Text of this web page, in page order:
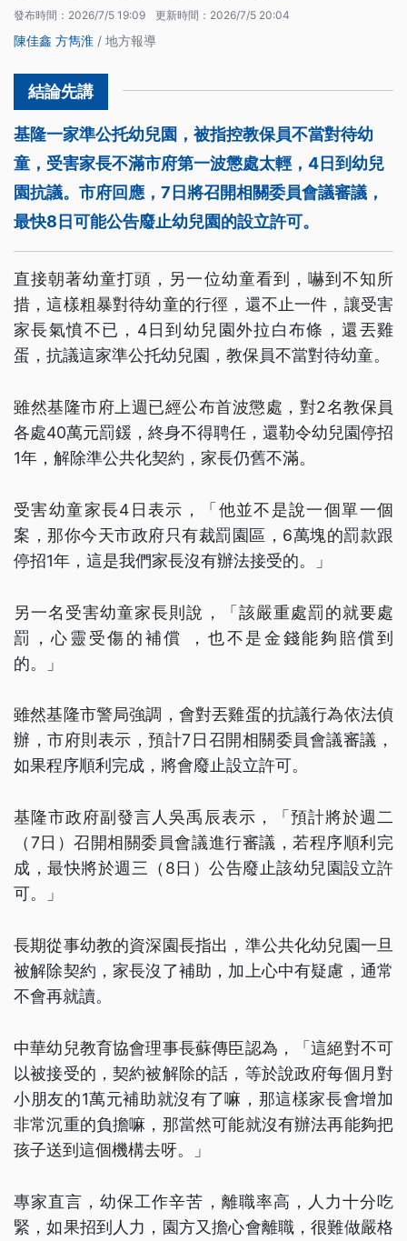
發布時間： 2026/7/5 19:09 更新時間： 2026/7/5 20:04
陳佳鑫 方雋淮 / 地方報導
基隆一家準公托幼兒園，被指控教保員不當對待幼
童，受害家長不滿市府第一波懲處太輕，4日到幼兒
園抗議。市府回應，7日將召開相關委員會議審議，
最快8日可能公告廢止幼兒園的設立許可。
直接朝著幼童打頭，另一位幼童看到，嚇到不知所
措，這樣粗暴對待幼童的行徑，還不止一件，讓受害
家長氣憤不已，4日到幼兒園外拉白布條，還丟雞
蛋，抗議這家準公托幼兒園，教保員不當對待幼童。
雖然基隆市府上週已經公布首波懲處，對2名教保員
各處40萬元罰鍰，終身不得聘任，還勒令幼兒園停招
1年，解除準公共化契約，家長仍舊不滿。
受害幼童家長4日表示，「他並不是說一個單一個
案，那你今天市政府只有裁罰園區，6萬塊的罰款跟
停招1年，這是我們家長沒有辦法接受的。」
另一名受害幼童家長則說，「該嚴重處罰的就要處
罰，心靈受傷的補償 ，也不是金錢能夠賠償到
的。」
雖然基隆市警局強調，會對丟雞蛋的抗議行為依法偵
辦，市府則表示，預計7日召開相關委員會議審議，
如果程序順利完成，將會廢止設立許可。
基隆市政府副發言人吳禹辰表示，「預計將於週二
（7日）召開相關委員會議進行審議，若程序順利完
成，最快將於週三（8日）公告廢止該幼兒園設立許
可。」
長期從事幼教的資深園長指出，準公共化幼兒園一旦
被解除契約，家長沒了補助，加上心中有疑慮，通常
不會再就讀。
中華幼兒教育協會理事長蘇傳臣認為，「這絕對不可
以被接受的，契約被解除的話，等於說政府每個月對
小朋友的1萬元補助就沒有了嘛，那這樣家長會增加
非常沉重的負擔嘛，那當然可能就沒有辦法再能夠把
孩子送到這個機構去呀。」
專家直言，幼保工作辛苦，離職率高，人力十分吃
緊，如果招到人力，園方又擔心會離職，很難做嚴格